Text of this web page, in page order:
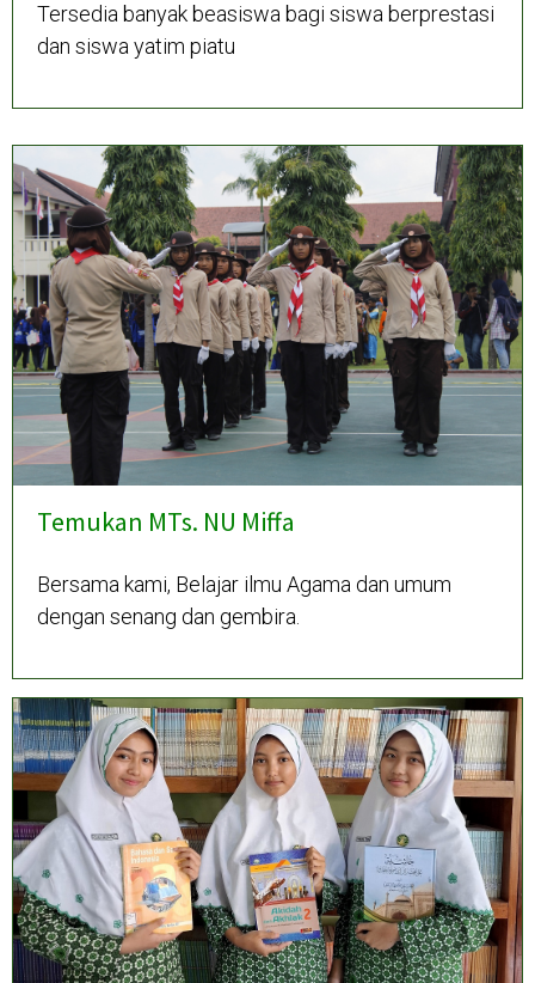
Tersedia banyak beasiswa bagi siswa berprestasi
dan siswa yatim piatu
Temukan MTs. NU Miffa
Bersama kami, Belajar ilmu Agama dan umum
dengan senang dan gembira.